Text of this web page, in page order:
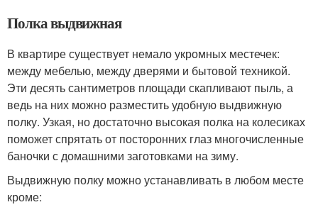
Полка выдвижная
В квартире существует немало укромных местечек:
между мебелью, между дверями и бытовой техникой.
Эти десять сантиметров площади скапливают пыль, а
ведь на них можно разместить удобную выдвижную
полку. Узкая, но достаточно высокая полка на колесиках
поможет спрятать от посторонних глаз многочисленные
баночки с домашними заготовками на зиму.
Выдвижную полку можно устанавливать в любом месте
кроме: